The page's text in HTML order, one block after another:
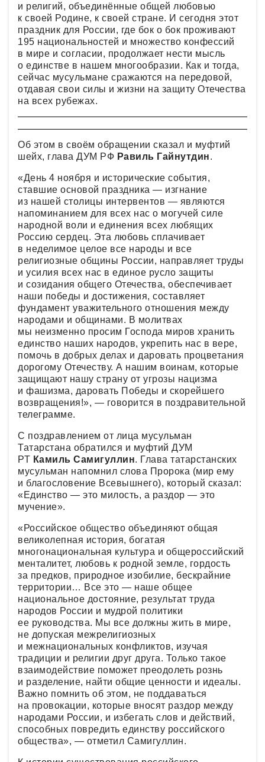
и религий, объединённые общей любовью
к своей Родине, к своей стране. И сегодня этот
праздник для России, где бок о бок проживают
195 национальностей и множество конфессий
в мире и согласии, продолжает нести мысль
о единстве в нашем многообразии. Как и тогда,
сейчас мусульмане сражаются на передовой,
отдавая свои силы и жизни на защиту Отечества
на всех рубежах.
Об этом в своём обращении сказал и муфтий
шейх, глава ДУМ РФ Равиль Гайнутдин.
«День 4 ноября и исторические события,
ставшие основой праздника — изгнание
из нашей столицы интервентов — являются
напоминанием для всех нас о могучей силе
народной воли и единения всех любящих
Россию сердец. Эта любовь сплачивает
в неделимое целое все народы и все
религиозные общины России, направляет труды
и усилия всех нас в единое русло защиты
и созидания общего Отечества, обеспечивает
наши победы и достижения, составляет
фундамент уважительного отношения между
народами и общинами. В молитвах
мы неизменно просим Господа миров хранить
единство наших народов, укрепить нас в вере,
помочь в добрых делах и даровать процветания
дорогому Отечеству. А нашим воинам, которые
защищают нашу страну от угрозы нацизма
и фашизма, даровать Победы и скорейшего
возвращения!», — говорится в поздравительной
телеграмме.
С поздравлением от лица мусульман
Татарстана обратился и муфтий ДУМ
РТ Камиль Самигуллин. Глава татарстанских
мусульман напомнил слова Пророка (мир ему
и благословение Всевышнего), который сказал:
«Единство — это милость, а раздор — это
мучение».
«Российское общество объединяют общая
великолепная история, богатая
многонациональная культура и общероссийский
менталитет, любовь к родной земле, гордость
за предков, природное изобилие, бескрайние
территории… Все это — наше общее
национальное достояние, результат труда
народов России и мудрой политики
ее руководства. Мы все должны жить в мире,
не допуская межрелигиозных
и межнациональных конфликтов, изучая
традиции и религии друг друга. Только такое
взаимодействие поможет преодолеть рознь
и разделение, найти общие ценности и идеалы.
Важно помнить об этом, не поддаваться
на провокации, которые вносят раздор между
народами России, и избегать слов и действий,
способных повредить единству российского
общества», — отметил Самигуллин.